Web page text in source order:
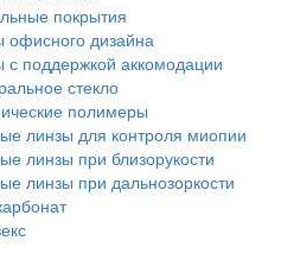
покрытия
офисного дизайна
с поддержкой аккомодации
стекло
полимеры
линзы для контроля миопии
линзы при близорукости
линзы при дальнозоркости